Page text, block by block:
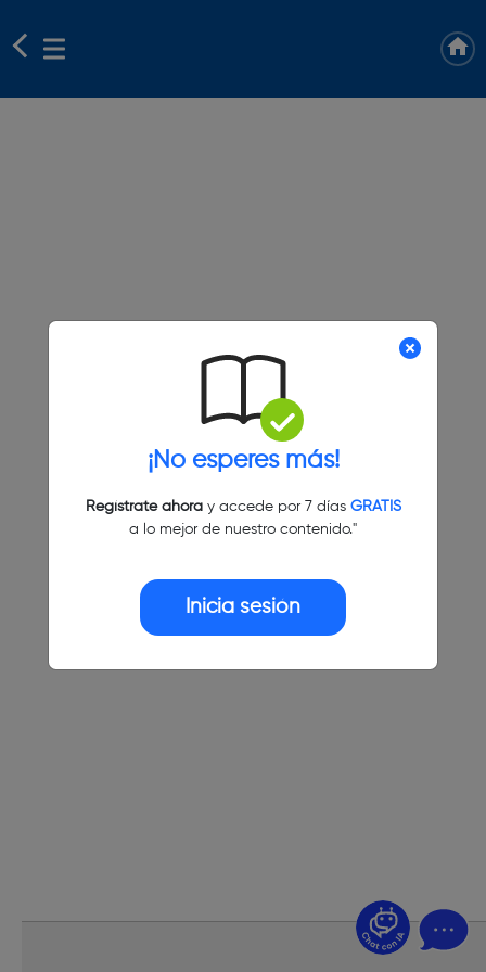
¡No esperes más!
Regístrate ahoray accede por 7 días GRATIS
a lo mejor de nuestro contenido."
Inicia sesión